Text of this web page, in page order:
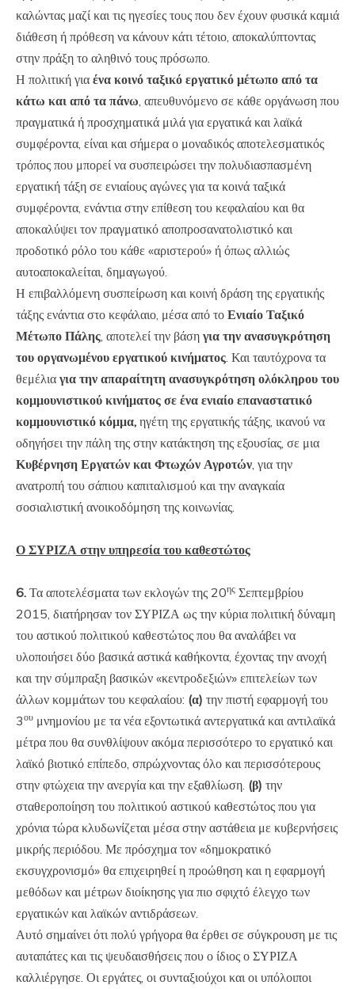
καλώντας μαζί και τις ηγεσίες τους που δεν έχουν φυσικά καμιά
διάθεση ή πρόθεση να κάνουν κάτι τέτοιο, αποκαλύπτοντας
στην πράξη το αληθινό τους πρόσωπο.
Η πολιτική για ένα κοινό ταξικό εργατικό μέτωπο από τα
κάτω και από τα πάνω , απευθυνόμενο σε κάθε οργάνωση που
πραγματικά ή προσχηματικά μιλά για εργατικά και λαϊκά
συμφέροντα, είναι και σήμερα ο μοναδικός αποτελεσματικός
τρόπος που μπορεί να συσπειρώσει την πολυδιασπασμένη
εργατική τάξη σε ενιαίους αγώνες για τα κοινά ταξικά
συμφέροντα, ενάντια στην επίθεση του κεφαλαίου και θα
αποκαλύψει τον πραγματικό αποπροσανατολιστικό και
προδοτικό ρόλο του κάθε «αριστερού» ή όπως αλλιώς
αυτοαποκαλείται, δημαγωγού.
Η επιβαλλόμενη συσπείρωση και κοινή δράση της εργατικής
τάξης ενάντια στο κεφάλαιο, μέσα από το Ενιαίο Ταξικό
Μέτωπο Πάλης , αποτελεί την βάση για την ανασυγκρότηση
του οργανωμένου εργατικού κινήματος . Και ταυτόχρονα τα
θεμέλια για την απαραίτητη ανασυγκρότηση ολόκληρου του
κομμουνιστικού κινήματος σε ένα ενιαίο επαναστατικό
κομμουνιστικό κόμμα, ηγέτη της εργατικής τάξης, ικανού να
οδηγήσει την πάλη της στην κατάκτηση της εξουσίας, σε μια
Κυβέρνηση Εργατών και Φτωχών Αγροτών , για την
ανατροπή του σάπιου καπιταλισμού και την αναγκαία
σοσιαλιστική ανοικοδόμηση της κοινωνίας.
Ο ΣΥΡΙΖΑ στην υπηρεσία του καθεστώτος
6. Τα αποτελέσματα των εκλογών της 20ης Σεπτεμβρίου
2015, διατήρησαν τον ΣΥΡΙΖΑ ως την κύρια πολιτική δύναμη
του αστικού πολιτικού καθεστώτος που θα αναλάβει να
υλοποιήσει δύο βασικά αστικά καθήκοντα, έχοντας την ανοχή
και την σύμπραξη βασικών «κεντροδεξιών» επιτελείων των
άλλων κομμάτων του κεφαλαίου: (α) την πιστή εφαρμογή του
3ου μνημονίου με τα νέα εξοντωτικά αντεργατικά και αντιλαϊκά
μέτρα που θα συνθλίψουν ακόμα περισσότερο το εργατικό και
λαϊκό βιοτικό επίπεδο, σπρώχνοντας όλο και περισσότερους
στην φτώχεια την ανεργία και την εξαθλίωση. (β) την
σταθεροποίηση του πολιτικού αστικού καθεστώτος που για
χρόνια τώρα κλυδωνίζεται μέσα στην αστάθεια με κυβερνήσεις
μικρής περιόδου. Με πρόσχημα τον «δημοκρατικό
εκσυγχρονισμό» θα επιχειρηθεί η προώθηση και η εφαρμογή
μεθόδων και μέτρων διοίκησης για πιο σφιχτό έλεγχο των
εργατικών και λαϊκών αντιδράσεων.
Αυτό σημαίνει ότι πολύ γρήγορα θα έρθει σε σύγκρουση με τις
αυταπάτες και τις ψευδαισθήσεις που ο ίδιος ο ΣΥΡΙΖΑ
καλλιέργησε. Οι εργάτες, οι συνταξιούχοι και οι υπόλοιποι